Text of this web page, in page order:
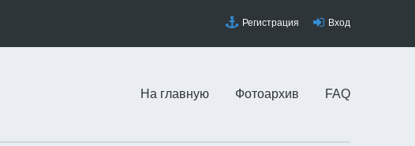
Регистрация Вход
На главную Фотоархив FAQ